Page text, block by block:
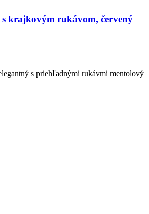
s krajkovým rukávom, červený